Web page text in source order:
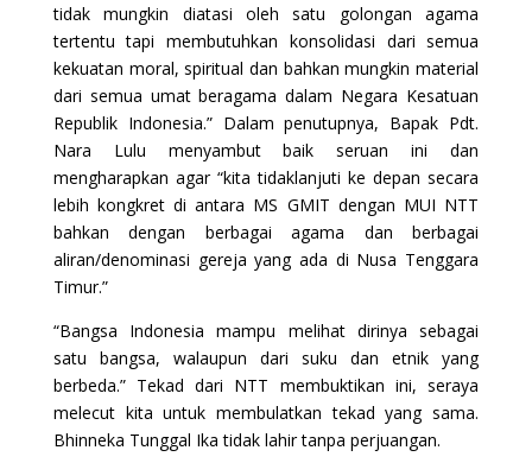
tidak mungkin diatasi oleh satu golongan agama
tertentu tapi membutuhkan konsolidasi dari semua
kekuatan moral, spiritual dan bahkan mungkin material
dari semua umat beragama dalam Negara Kesatuan
Republik Indonesia.” Dalam penutupnya, Bapak Pdt.
Nara Lulu menyambut baik seruan ini dan
mengharapkan agar “kita tidaklanjuti ke depan secara
lebih kongkret di antara MS GMIT dengan MUI NTT
bahkan dengan berbagai agama dan berbagai
aliran/denominasi gereja yang ada di Nusa Tenggara
Timur.”
“Bangsa Indonesia mampu melihat dirinya sebagai
satu bangsa, walaupun dari suku dan etnik yang
berbeda.” Tekad dari NTT membuktikan ini, seraya
melecut kita untuk membulatkan tekad yang sama.
Bhinneka Tunggal Ika tidak lahir tanpa perjuangan.